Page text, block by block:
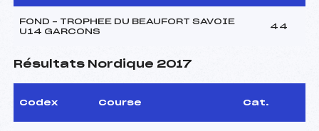
FOND – TROPHEE DU BEAUFORT SAVOIE
U14 GARCONS
44
Résultats Nordique 2017
Codex Course Cat.